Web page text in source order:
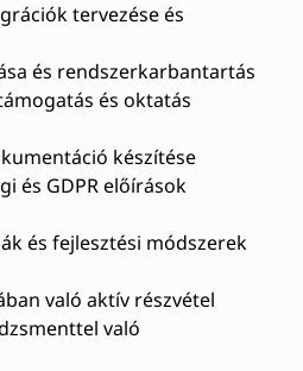
tervezése és
és rendszerkarbantartás
és oktatás
készítése
és GDPR előírások
és fejlesztési módszerek
való aktív részvétel
való